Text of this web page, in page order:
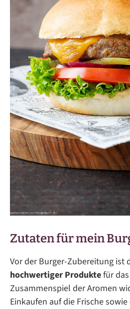
Zutaten für mein
Vor der Burger-Zubereitung ist
hochwertiger Produktefür
Zusammenspiel der Aromen
Einkaufen auf die Frische